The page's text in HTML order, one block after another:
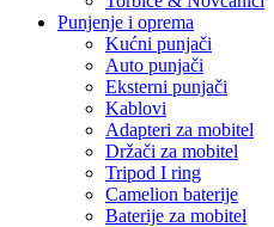
Punjenje i oprema
Kućni punjači
Auto punjači
Eksterni punjači
Kablovi
Adapteri za mobitel
Držači za mobitel
Tripod I ring
Camelion baterije
Baterije za mobitel